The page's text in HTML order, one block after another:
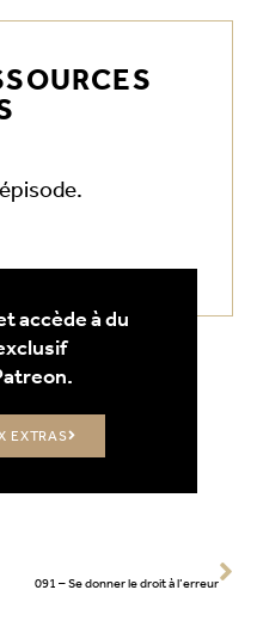
accède à du
EXTRAS
091 – Se donner le droit à l’erreur